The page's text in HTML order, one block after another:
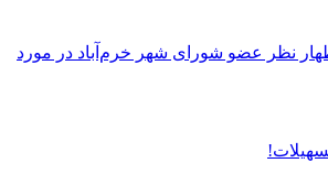
نظر عضو شورای شهر خرم‌آباد در مورد